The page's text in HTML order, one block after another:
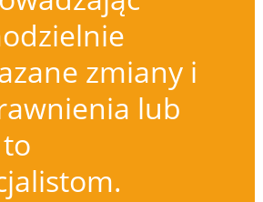
zmiany i
lub